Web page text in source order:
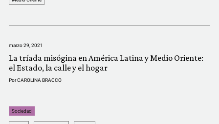
marzo 29, 2021
La tríada misógina en América Latina y Medio Oriente:
el Estado, la calle y el hogar
PorCAROLINA BRACCO
Sociedad